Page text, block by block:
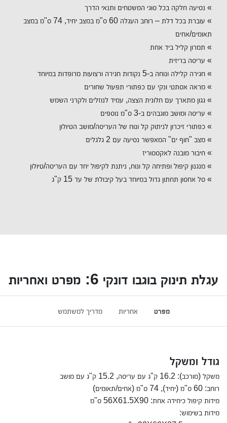
» נסיעה חלקה בכל סוגי המשטחים ותנאי הדרך
» עוברת בכל דלת – רוחב העגלה 60 ס"מ במצב יחיד, 74 ס"מ במצב
תאומים/אחים
» תמרון קליל ביד אחת
» עריסה בריזית
» חגירה קלילה ונוחה ב-5 נקודות חגירה ורצועות מרופדות במיוחד
» מראה אסתטי ונקי עם כפתורי תפעול שחורים
» גגון מתארך עם חלונית הצצה, עמיד לנוזלים ולקרני השמש
» עריסה ומושב מוגבהים ב-3 ס"מ נוספים
» כפתורי זיכרון לניתוק קל ונוח של העריסה/מושב הטיולון
» מצב "חוף ים" המאפשר נסיעה עם 2 גלגלים
» חיבור מובנה לאקססוריז
» מנגנון קיפול ופתיחה קל ונוח, ניתנת לקיפול יחד עם העריסה/טיולון
» סל אחסון תחתון גדול במיוחד בעל קיבולת של עד 15 ק"ג
עגלת תינוק בוגבו דונקי 6: מפרט ואחריות
מפרט אחריות מדריך למשתמש
גודל ומשקל
משקל (מורכב): 16.2 ק"ג עם עריסה, 15.2 ק"ג עם מושב
רוחב: 60 ס"מ (יחיד), 74 ס"מ (אחים/תאומים)
מידות קיפול כיחידה אחת: 56X61.5X90 ס"מ
מידות בשימוש: